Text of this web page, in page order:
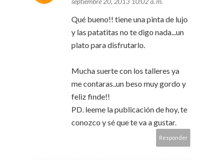
Qué bueno!! tiene una pinta de lujo
y las patatitas no te digo nada...un
plato para disfrutarlo.
Mucha suerte con los talleres ya
me contaras..un beso muy gordo y
feliz finde!!
PD. leeme la publicación de hoy, te
conozco y sé que te va a gustar.
Responder